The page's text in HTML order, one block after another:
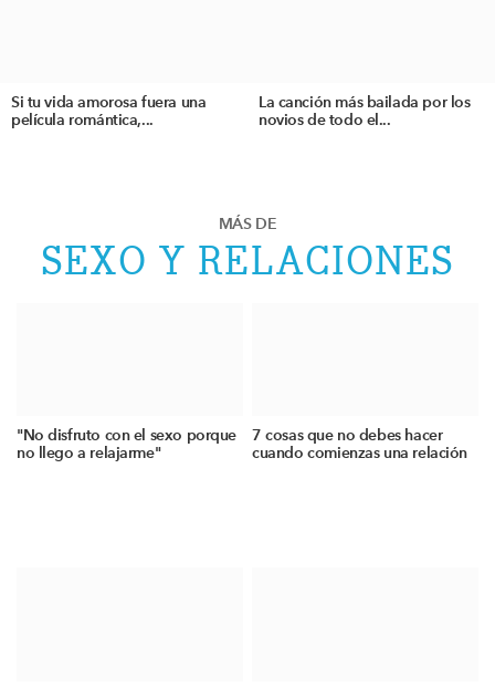
Si tu vida amorosa fuera una
película romántica,...
La canción más bailada por los
novios de todo el...
MÁS DE
SEXO Y RELACIONES
"No disfruto con el sexo porque
no llego a relajarme"
7 cosas que no debes hacer
cuando comienzas una relación